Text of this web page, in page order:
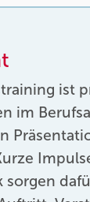
ist
im
sorgen